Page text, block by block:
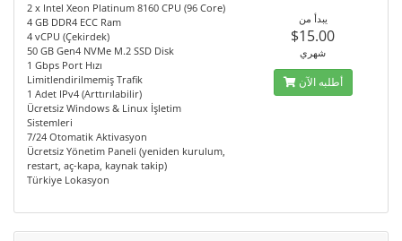
2 x Intel Xeon Platinum 8160 CPU (96 Core)
4 GB DDR4 ECC Ram
4 vCPU (Çekirdek)
50 GB Gen4 NVMe M.2 SSD Disk
1 Gbps Port Hızı
Limitlendirilmemiş Trafik
1 Adet IPv4 (Arttırılabilir)
Ücretsiz Windows & Linux İşletim
Sistemleri
7/24 Otomatik Aktivasyon
Ücretsiz Yönetim Paneli (yeniden kurulum,
restart, aç-kapa, kaynak takip)
Türkiye Lokasyon
يبدأ من
$15.00
شهري
أطلبه الآن